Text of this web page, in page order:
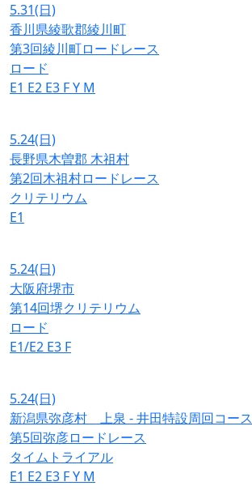
5.31(日)
香川県綾歌郡綾川町
第3回綾川町ロードレース
ロード
E1 E2 E3 FY M
5.24(日)
長野県木曽郡 木祖村
第2回木祖村ロードレース
クリテリウム
E1
5.24(日)
大阪府堺市
第14回堺クリテリウム
ロード
E1/E2 E3 F
5.24(日)
新潟県弥彦村 上泉 - 井田特設周回コース
第5回弥彦ロードレース
タイムトライアル
E1 E2 E3 FY M